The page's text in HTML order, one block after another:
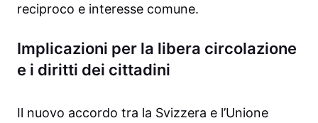
reciproco e interesse comune.
Implicazioni per la libera circolazione
e i diritti dei cittadini
Il nuovo accordo tra la Svizzera e l’Unione